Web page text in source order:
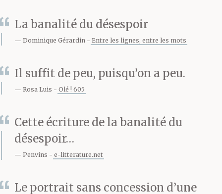
avait dit que le loup
le loup est né pour
courir et qu’enfermer un
loup dans une cage c’est
comme le tuer. Il avait
demandé à son père s’il
La banalité du désespoir
Dominique Gérardin Entre les lignes, entre les mots
Il suffit de peu, puisqu’on a peu.
Rosa Luis Olé ! 605
Cette écriture de la banalité du
désespoir…
Penvins e-litterature.net
Le portrait sans concession d’une